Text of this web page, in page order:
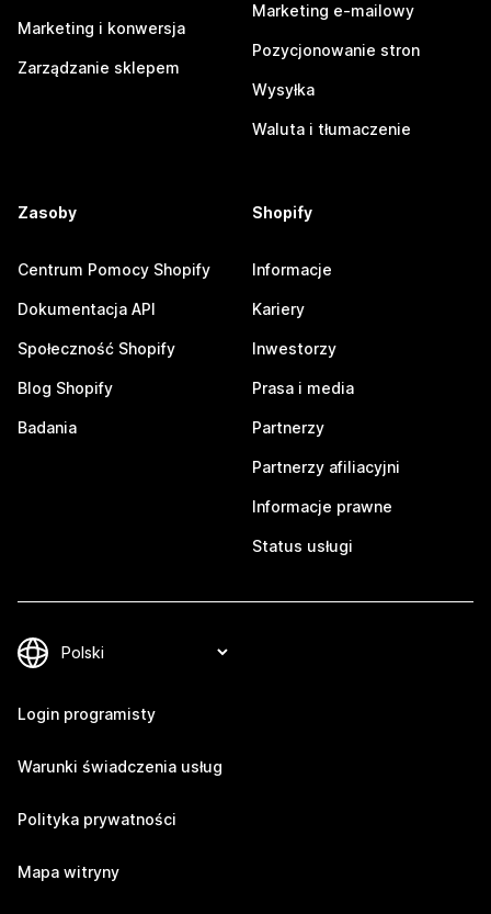
Marketing i konwersja
Zarządzanie sklepem
Marketing e-mailowy
Pozycjonowanie stron
Wysyłka
Waluta i tłumaczenie
Zasoby
Centrum Pomocy Shopify
Dokumentacja API
Społeczność Shopify
Blog Shopify
Badania
Shopify
Informacje
Kariery
Inwestorzy
Prasa i media
Partnerzy
Partnerzy afiliacyjni
Informacje prawne
Status usługi
Login programisty
Warunki świadczenia usług
Polityka prywatności
Mapa witryny